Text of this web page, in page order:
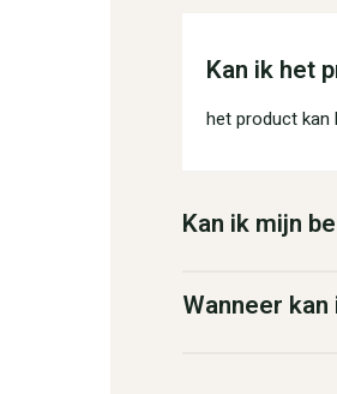
Kan ik het
het product kan
Kan ik mijn
Wanneer